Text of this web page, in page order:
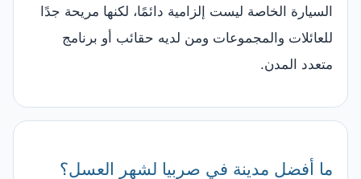
السيارة الخاصة ليست إلزامية دائمًا، لكنها مريحة جدًا
للعائلات والمجموعات ومن لديه حقائب أو برنامج
متعدد المدن.
ما أفضل مدينة في صربيا لشهر العسل؟